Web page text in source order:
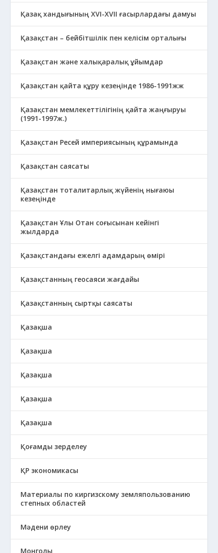
Қазақ хандығының XVI-XVII ғасырлардағы дамуы
Қазақстан – бейбітшілік пен келісім орталығы
Қазақстан және халықаралық ұйымдар
Қазақстан қайта құру кезеңінде 1986-1991жж
Қазақстан мемлекеттілігінің қайта жаңғыруы
(1991-1997ж.)
Қазақстан Ресей империясының құрамында
Қазақстан саясаты
Қазақстан тоталитарлық жүйенің нығаюы
кезеңінде
Қазақстан Ұлы Отан соғысынан кейінгі
жылдарда
Қазақстандағы ежелгі адамдарың өмірі
Қазақстанның геосаяси жағдайы
Қазақстанның сыртқы саясаты
Қазақша
Қазақша
Қазақша
Қазақша
Қазақша
Қоғамды зерделеу
ҚР экономикасы
Материалы по киргизскому земляпользованию
степных областей
Мәдени өрлеу
Монголы